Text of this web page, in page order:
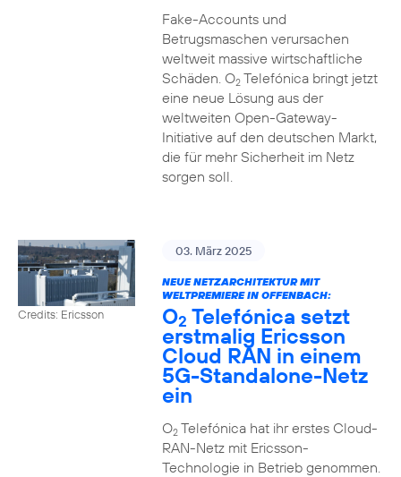
Fake-Accounts und
Betrugsmaschen verursachen
weltweit massive wirtschaftliche
Schäden. O2Telefónica bringt jetzt
eine neue Lösung aus der
weltweiten Open-Gateway-
Initiative auf den deutschen Markt,
die für mehr Sicherheit im Netz
sorgen soll.
Credits: Ericsson
03. März 2025
NEUE NETZARCHITEKTUR MIT
WELTPREMIERE IN OFFENBACH:
O2 Telefónica setzt
erstmalig Ericsson
Cloud RAN in einem
5G-Standalone-Netz
ein
O2Telefónica hat ihr erstes Cloud-
RAN-Netz mit Ericsson-
Technologie in Betrieb genommen.